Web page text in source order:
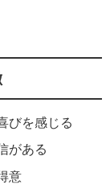
びを感じる
がある
意